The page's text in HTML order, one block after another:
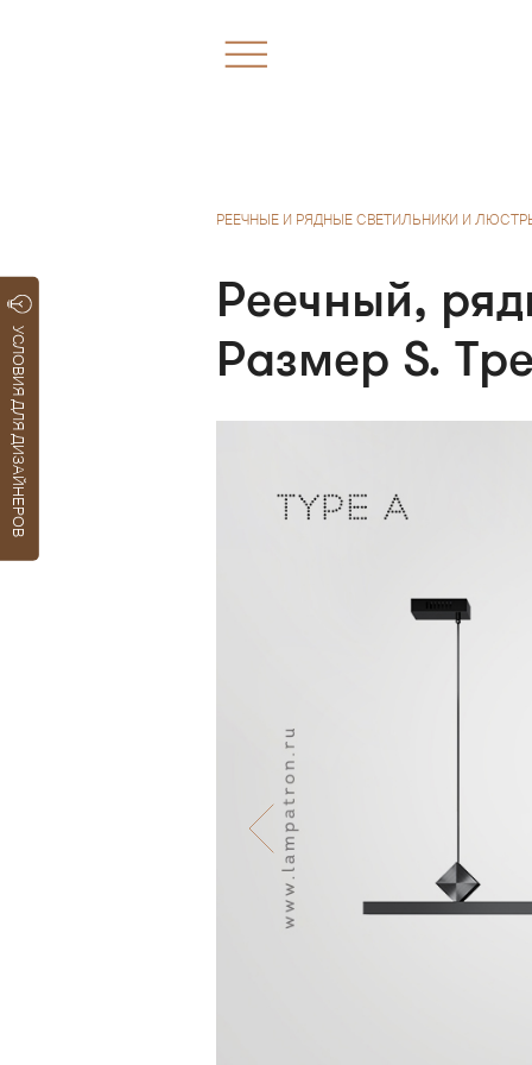
УСЛОВИЯ ДЛЯ ДИЗАЙНЕРОВ
РЕЕЧНЫЕ И РЯДНЫЕ СВЕТИЛЬНИКИ И
Реечный,
Размер S.